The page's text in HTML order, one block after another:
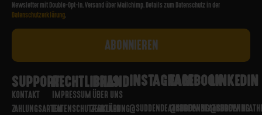
Newsletter mit Double-Opt-In. Versand über Mailchimp. Details zum Datenschutz in der
Datenschutzerklärung.
SUPPORT
KONTAKT
ZAHLUNGSARTEN
RECHTLICHES
IMPRESSUM
DATENSCHUTZERKLÄRUNG
BRAND
ÜBER UNS
PARTNER
INSTAGRAM
@SUDDENDEATHBREWING
FACEBOOK
@SUDDENDEATHBREWING
LINKEDIN